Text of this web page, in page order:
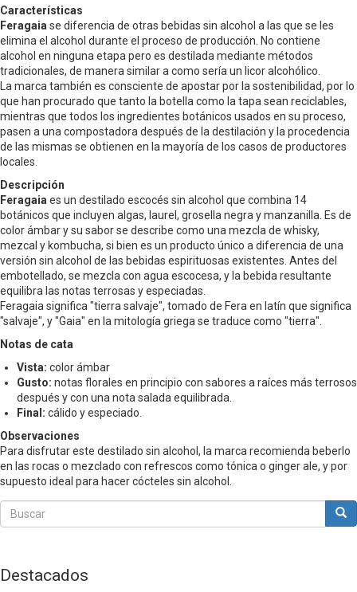
Características
Feragaiase diferencia de otras bebidas sin alcohol a las que se les
elimina el alcohol durante el proceso de producción. No contiene
alcohol en ninguna etapa pero es destilada mediante métodos
tradicionales, de manera similar a como sería un licor alcohólico.
La marca también es consciente de apostar por la sostenibilidad, por lo
que han procurado que tanto la botella como la tapa sean reciclables,
mientras que todos los ingredientes botánicos usados en su proceso,
pasen a una compostadora después de la destilación y la procedencia
de las mismas se obtienen en la mayoría de los casos de productores
locales.
Descripción
Feragaiaes un destilado escocés sin alcohol que combina 14
botánicos que incluyen algas, laurel, grosella negra y manzanilla. Es de
color ámbar y su sabor se describe como una mezcla de whisky,
mezcal y kombucha, si bien es un producto único a diferencia de una
versión sin alcohol de las bebidas espirituosas existentes. Antes del
embotellado, se mezcla con agua escocesa, y la bebida resultante
equilibra las notas terrosas y especiadas.
Feragaia significa "tierra salvaje", tomado de Fera en latín que significa
"salvaje", y "Gaia" en la mitología griega se traduce como "tierra".
Notas de cata
Vista: color ámbar
Gusto: notas florales en principio con sabores a raíces más terrosos
después y con una nota salada equilibrada.
Final: cálido y especiado.
Observaciones
Para disfrutar este destilado sin alcohol, la marca recomienda beberlo
en las rocas o mezclado con refrescos como tónica o ginger ale, y por
supuesto ideal para hacer cócteles sin alcohol.
Buscar
Buscar
Destacados